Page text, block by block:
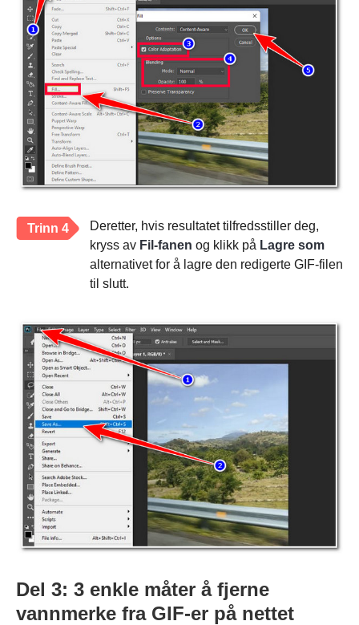
Trinn 4
Deretter, hvis resultatet tilfredsstiller deg,
kryss av Fil-fanen og klikk på Lagre som
alternativet for å lagre den redigerte GIF-filen
til slutt.
Del 3: 3 enkle måter å fjerne
vannmerke fra GIF-er på nettet